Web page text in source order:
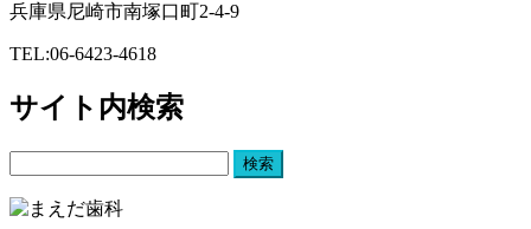
兵庫県尼崎市南塚口町2-4-9
TEL:06-6423-4618
サイト内検索